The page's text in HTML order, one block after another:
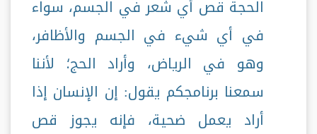
الحجة قص أي شعر في الجسم، سواء
في أي شيء في الجسم والأظافر،
وهو في الرياض، وأراد الحج؛ لأننا
سمعنا برنامجكم يقول: إن الإنسان إذا
أراد يعمل ضحية، فإنه يجوز قص